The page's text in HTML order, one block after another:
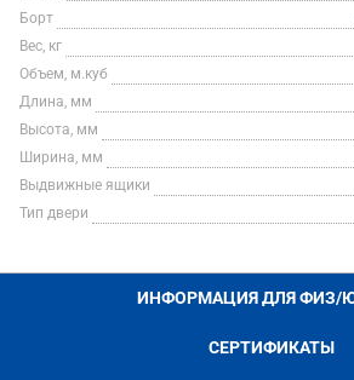
Борт
Вес, кг
Объем, м.куб
Длина, мм
Высота, мм
Ширина, мм
Выдвижные ящики
Тип двери
ИНФОРМАЦИЯ ДЛЯ ФИЗ/
СЕРТИФИКАТЫ